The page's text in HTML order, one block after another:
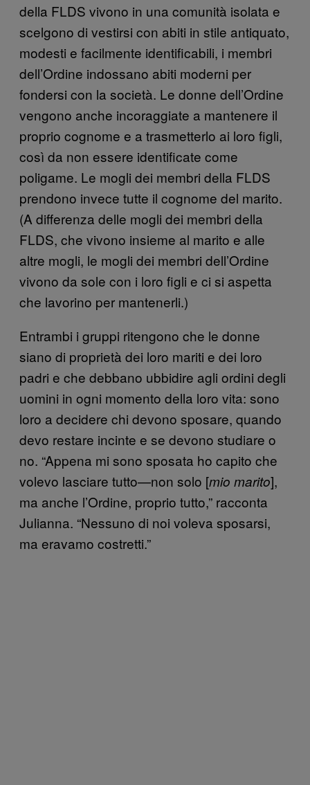
della FLDS vivono in una comunità isolata e
scelgono di vestirsi con abiti in stile antiquato,
modesti e facilmente identificabili, i membri
dell’Ordine indossano abiti moderni per
fondersi con la società. Le donne dell’Ordine
vengono anche incoraggiate a mantenere il
proprio cognome e a trasmetterlo ai loro figli,
così da non essere identificate come
poligame. Le mogli dei membri della FLDS
prendono invece tutte il cognome del marito.
(A differenza delle mogli dei membri della
FLDS, che vivono insieme al marito e alle
altre mogli, le mogli dei membri dell’Ordine
vivono da sole con i loro figli e ci si aspetta
che lavorino per mantenerli.)
Entrambi i gruppi ritengono che le donne
siano di proprietà dei loro mariti e dei loro
padri e che debbano ubbidire agli ordini degli
uomini in ogni momento della loro vita: sono
loro a decidere chi devono sposare, quando
devo restare incinte e se devono studiare o
no. “Appena mi sono sposata ho capito che
volevo lasciare tutto—non solo [mio marito],
ma anche l’Ordine, proprio tutto,” racconta
Julianna. “Nessuno di noi voleva sposarsi,
ma eravamo costretti.”